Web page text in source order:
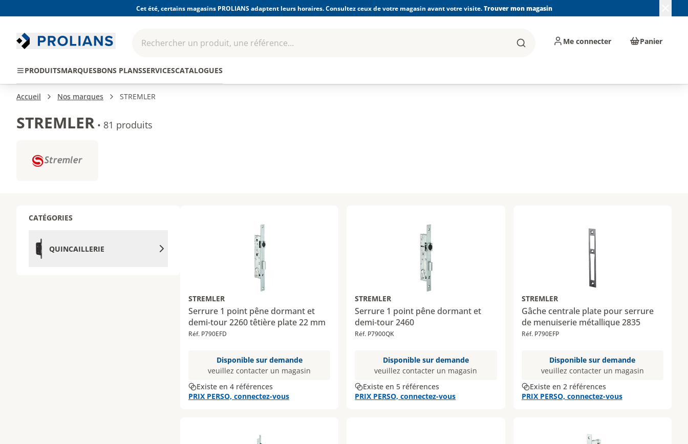
Cet été, certains magasins PROLIANS adaptent leurs horaires. Consultez ceux de votre magasin avant votre visite.Trouver mon magasin
Rechercher un produit, une référence... Rechercher
Me connecter Panier
PRODUITSMARQUESBONS PLANSSERVICESCATALOGUES
individuelle
Outillage Consommables
Accueil Nos marques STREMLER
STREMLER • 81 produits
CATÉGORIES
QUINCAILLERIE
STREMLER
Serrure 1 point pêne dormant et
demi-tour 2260 têtière plate 22 mm
Réf. P790EFD
Disponible sur demande
veuillez contacter un magasin
Existe en 4 références
PRIX PERSO, connectez-vous
STREMLER
Serrure 1 point pêne dormant et
demi-tour 2460
Réf. P7900QK
Disponible sur demande
veuillez contacter un magasin
Existe en 5 références
PRIX PERSO, connectez-vous
STREMLER
Gâche centrale plate pour serrure
de menuiserie métallique 2835
Réf. P790EFP
Disponible sur demande
veuillez contacter un magasin
Existe en 2 références
PRIX PERSO, connectez-vous